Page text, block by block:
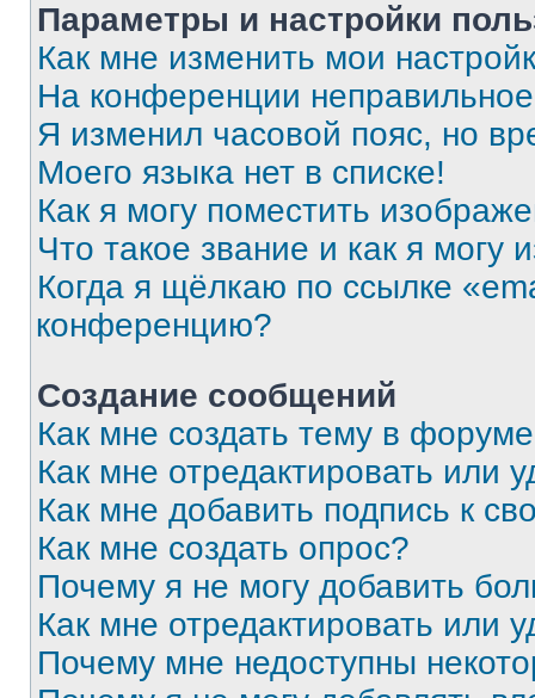
Параметры и настройки
Как мне изменить мои
На конференции
Я изменил часовой пояс, но
Моего языка нет в списке!
Как я могу поместить
Что такое звание и как я могу
Когда я щёлкаю по ссылке
конференцию?
Создание сообщений
Как мне создать тему в
Как мне отредактировать или
Как мне добавить подпись к
Как мне создать опрос?
Почему я не могу добавить
Как мне отредактировать или
Почему мне недоступны